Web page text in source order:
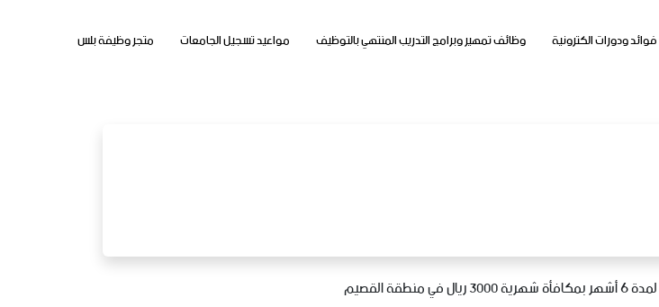
فوائد ودورات الكترونية وظائف تمهير وبرامج التدريب المنتهي بالتوظيف مواعيد تسجيل الجامعات متجر وظيفة بلس
لمدة أشهربمكافأةشهرية ريالفيمنطقة القصيم